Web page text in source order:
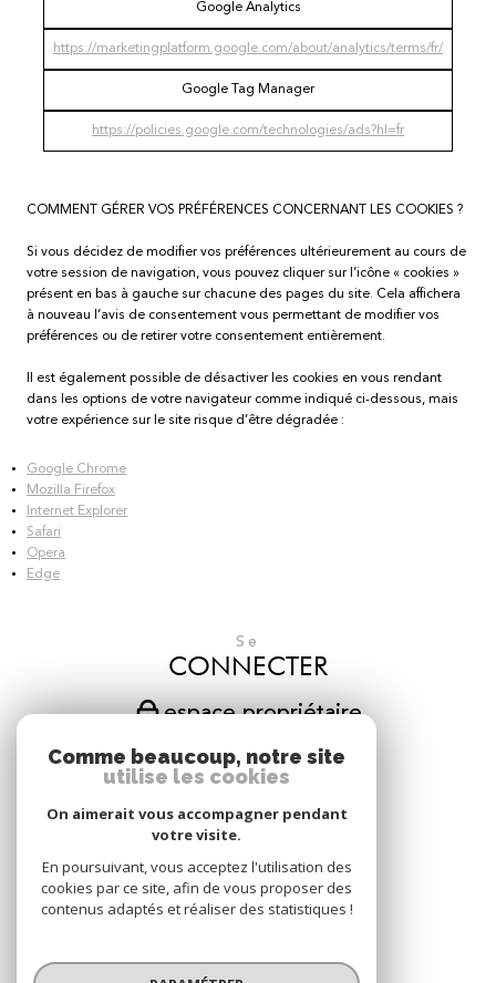
Google Analytics
https://marketingplatform.google.com/about/analytics/terms/fr/
Google Tag Manager
https://policies.google.com/technologies/ads?hl=fr
COMMENT GÉRER VOS PRÉFÉRENCES CONCERNANT LES COOKIES ?
Si vous décidez de modifier vos préférences ultérieurement au cours de
votre session de navigation, vous pouvez cliquer sur l’icône « cookies »
présent en bas à gauche sur chacune des pages du site. Cela affichera
à nouveau l’avis de consentement vous permettant de modifier vos
préférences ou de retirer votre consentement entièrement.
Il est également possible de désactiver les cookies en vous rendant
dans les options de votre navigateur comme indiqué ci-dessous, mais
votre expérience sur le site risque d’être dégradée :
Google Chrome
Mozilla Firefox
Internet Explorer
Safari
Opera
Edge
Se
CONNECTER
espace propriétaire
Nous
SUIVRE
Nous
ADHÉRONS
Comme beaucoup, notre site
utilise les cookies
On aimerait vous accompagner pendant
votre visite.
En poursuivant, vous acceptez l'utilisation des
cookies par ce site, afin de vous proposer des
contenus adaptés et réaliser des statistiques !